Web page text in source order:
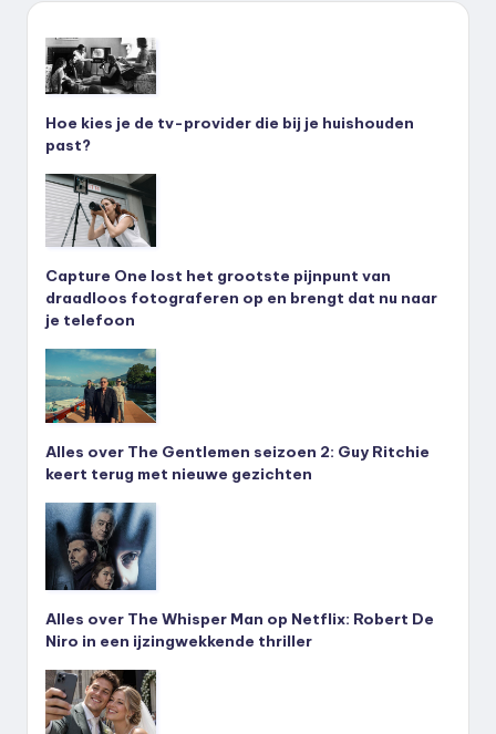
Hoe kies je de tv-provider die bij je huishouden
past?
Capture One lost het grootste pijnpunt van
draadloos fotograferen op en brengt dat nu naar
je telefoon
Alles over The Gentlemen seizoen 2: Guy Ritchie
keert terug met nieuwe gezichten
Alles over The Whisper Man op Netflix: Robert De
Niro in een ijzingwekkende thriller